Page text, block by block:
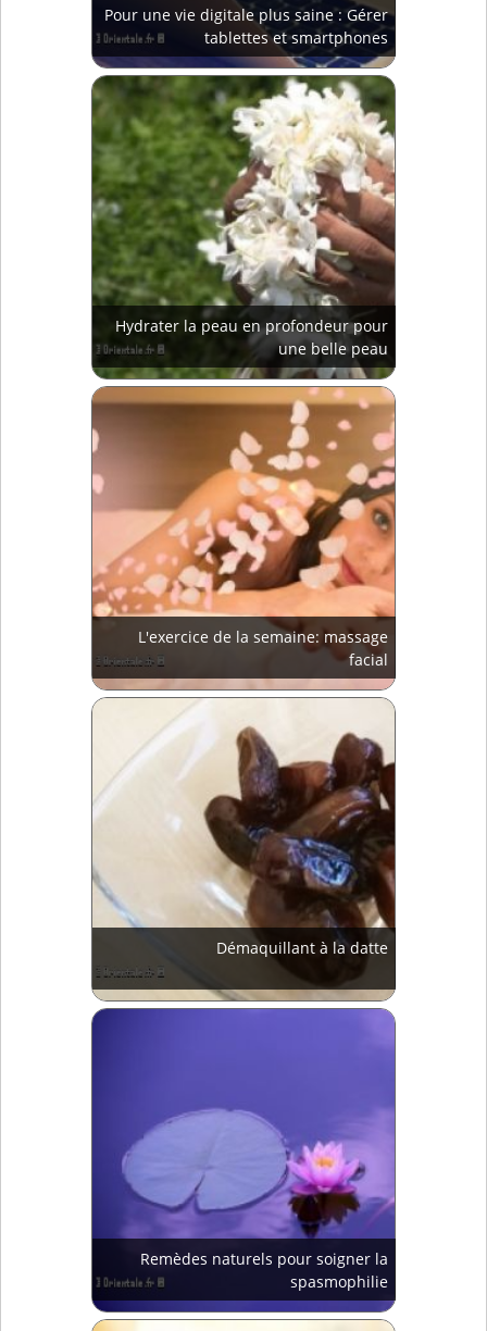
Pour une vie digitale plus saine : Gérer
tablettes et smartphones
Hydrater la peau en profondeur pour
une belle peau
L'exercice de la semaine: massage
facial
Démaquillant à la datte
Remèdes naturels pour soigner la
spasmophilie